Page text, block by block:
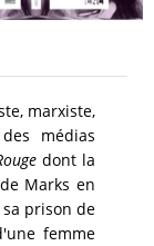
marxiste,
médias
dont la
Marks en
prison de
femme